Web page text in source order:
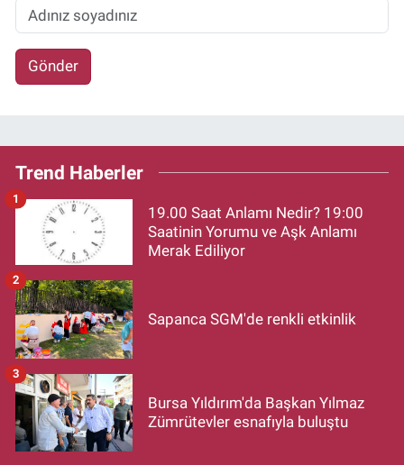
Gönder
Trend Haberler
19.00 Saat Anlamı Nedir? 19:00
Saatinin Yorumu ve Aşk Anlamı
Merak Ediliyor
1
Sapanca SGM'de renkli etkinlik
2
Bursa Yıldırım'da Başkan Yılmaz
Zümrütevler esnafıyla buluştu
3